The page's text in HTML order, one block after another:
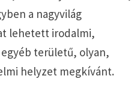
a nagyvilág
lehetett irodalmi,
területű, olyan,
helyzet megkívánt.